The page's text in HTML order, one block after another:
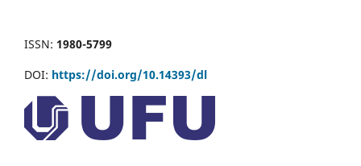
ISSN: 1980-5799
DOI: https://doi.org/10.14393/dl